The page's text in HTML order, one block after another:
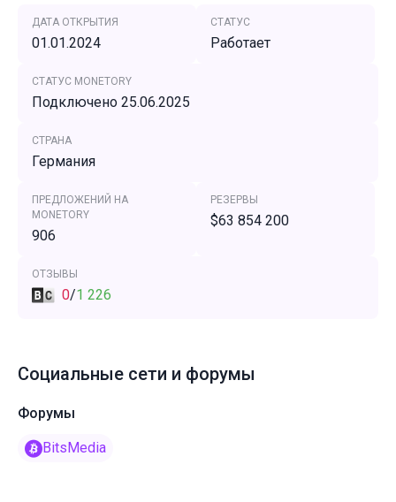
ДАТА ОТКРЫТИЯ
01.01.2024
СТАТУС
Работает
СТАТУС MONETORY
Подключено 25.06.2025
СТРАНА
Германия
ПРЕДЛОЖЕНИЙ НА
MONETORY
906
РЕЗЕРВЫ
$63 854 200
ОТЗЫВЫ
0/1 226
Социальные сети и форумы
Форумы
BitsMedia